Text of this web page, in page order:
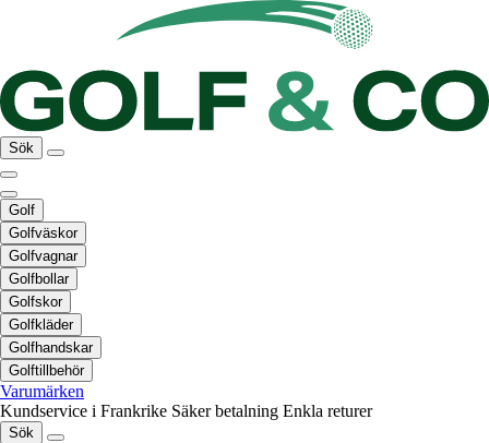
Sök
Golf
Golfväskor
Golfvagnar
Golfbollar
Golfskor
Golfkläder
Golfhandskar
Golftillbehör
Varumärken
Kundservice i Frankrike Säker betalning Enkla returer
Sök